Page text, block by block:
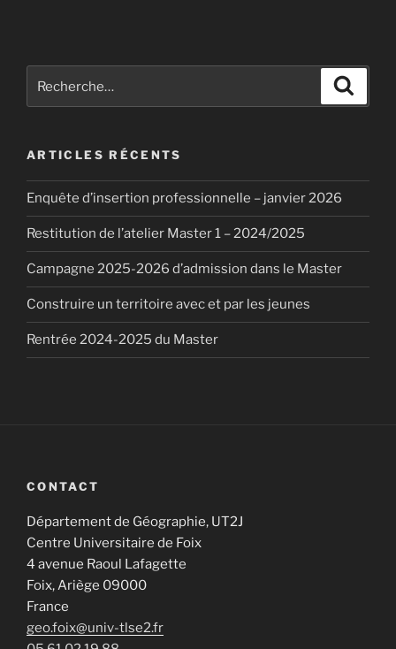
pour
ARTICLES RÉCENTS
Enquête d’insertion professionnelle – janvier 2026
Restitution de l’atelier Master 1 – 2024/2025
Campagne 2025-2026 d’admission dans le Master
Construire un territoire avec et par les jeunes
Rentrée 2024-2025 du Master
CONTACT
Département de Géographie, UT2J
Centre Universitaire de Foix
4 avenue Raoul Lafagette
Foix,Ariège 09000
France
geo.foix@univ-tlse2.fr